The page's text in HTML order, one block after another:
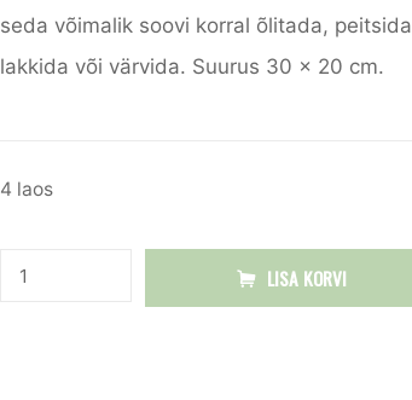
seda võimalik soovi korral õlitada, peitsida
lakkida või värvida. Suurus 30 x 20 cm.
4 laos
LISA KORVI